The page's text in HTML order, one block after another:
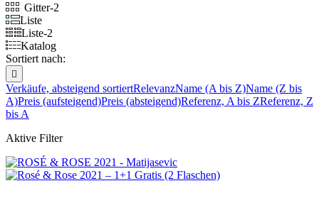
Gitter-2
Liste
Liste-2
Katalog
Sortiert nach:

Verkäufe, absteigend sortiertRelevanzName (A bis Z)Name (Z bis
A)Preis (aufsteigend)Preis (absteigend)Referenz, A bis ZReferenz, Z
bis A
Aktive Filter